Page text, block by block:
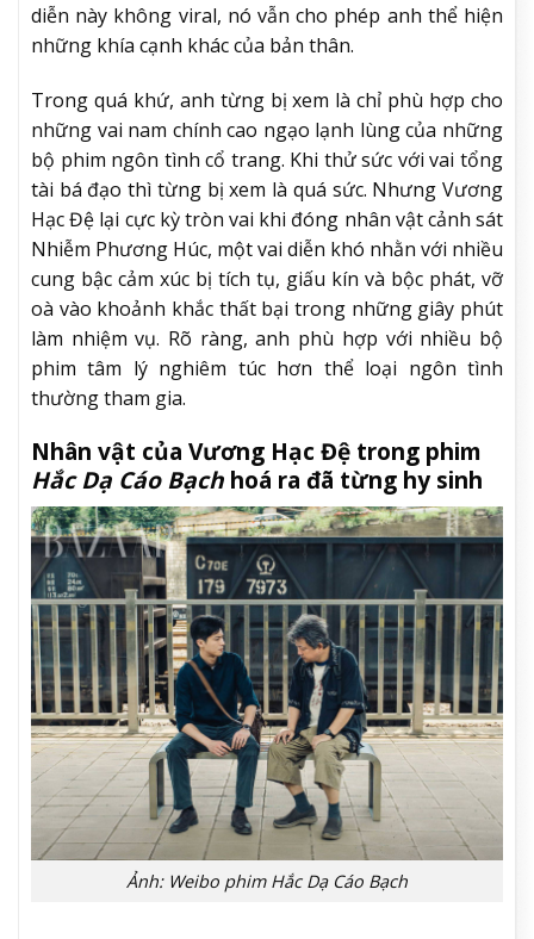
diễn này không viral, nó vẫn cho phép anh thể hiện
những khía cạnh khác của bản thân.
Trong quá khứ, anh từng bị xem là chỉ phù hợp cho
những vai nam chính cao ngạo lạnh lùng của những
bộ phim ngôn tình cổ trang. Khi thử sức với vai tổng
tài bá đạo thì từng bị xem là quá sức. Nhưng Vương
Hạc Đệ lại cực kỳ tròn vai khi đóng nhân vật cảnh sát
Nhiễm Phương Húc, một vai diễn khó nhằn với nhiều
cung bậc cảm xúc bị tích tụ, giấu kín và bộc phát, vỡ
oà vào khoảnh khắc thất bại trong những giây phút
làm nhiệm vụ. Rõ ràng, anh phù hợp với nhiều bộ
phim tâm lý nghiêm túc hơn thể loại ngôn tình
thường tham gia.
Nhân vật của Vương Hạc Đệ trong phim
Hắc Dạ Cáo Bạch hoá ra đã từng hy sinh
Ảnh: Weibo phim Hắc Dạ Cáo Bạch